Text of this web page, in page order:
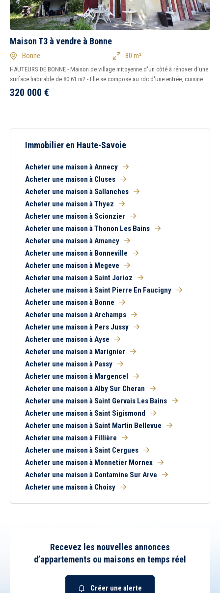
Maison T3 à vendre à Bonne
Bonne 80 m²
HAUTEURS DE BONNE - Maison de village mitoyenne d'un côté à rénover d'une
surface habitable de 80.61 m2 - Elle se compose au rdc d'une entrée, cuisine...
320 000 €
Immobilier en Haute-Savoie
Acheter une maison à Annecy
Acheter une maison à Cluses
Acheter une maison à Sallanches
Acheter une maison à Thyez
Acheter une maison à Scionzier
Acheter une maison à Thonon Les Bains
Acheter une maison à Amancy
Acheter une maison à Bonneville
Acheter une maison à Megeve
Acheter une maison à Saint Jorioz
Acheter une maison à Saint Pierre En Faucigny
Acheter une maison à Bonne
Acheter une maison à Archamps
Acheter une maison à Pers Jussy
Acheter une maison à Ayse
Acheter une maison à Marignier
Acheter une maison à Passy
Acheter une maison à Margencel
Acheter une maison à Alby Sur Cheran
Acheter une maison à Saint Gervais Les Bains
Acheter une maison à Saint Sigismond
Acheter une maison à Saint Martin Bellevue
Acheter une maison à Fillière
Acheter une maison à Saint Cergues
Acheter une maison à Monnetier Mornex
Acheter une maison à Contamine Sur Arve
Acheter une maison à Choisy
Recevez les nouvelles annonces
d’appartements ou maisons en temps réel
Créer une alerte